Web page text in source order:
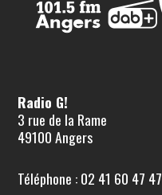
Radio G!
3 rue de la Rame
49100 Angers
Téléphone : 02 41 60 47 47